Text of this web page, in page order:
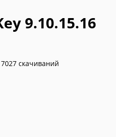
9.10.15.16
скачиваний